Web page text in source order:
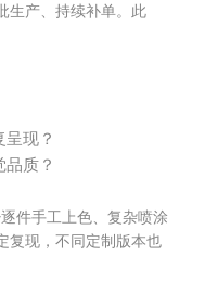
生产、持续补单。此
现？
质？
件手工上色、复杂喷涂
复现，不同定制版本也